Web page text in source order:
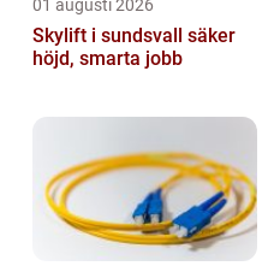
01 augusti 2026
Skylift i sundsvall säker
höjd, smarta jobb